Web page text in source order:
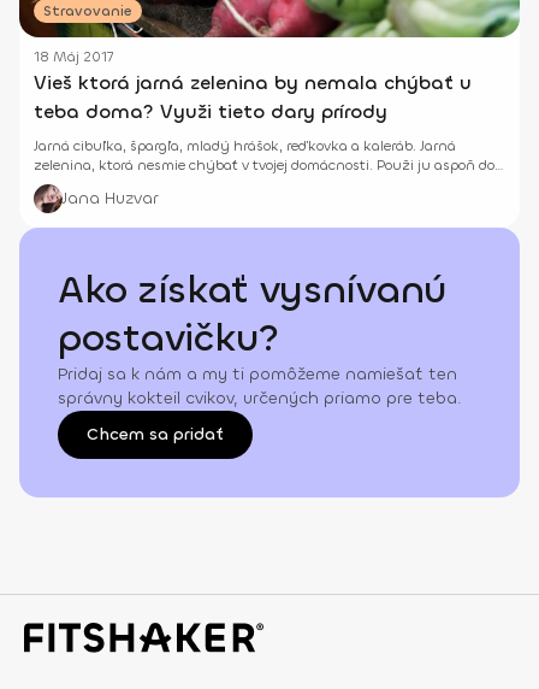
Stravovanie
18 Máj 2017
Vieš ktorá jarná zelenina by nemala chýbať u
teba doma? Využi tieto dary prírody
Jarná cibuľka, špargľa, mladý hrášok, reďkovka a kaleráb. Jarná
zelenina, ktorá nesmie chýbať v tvojej domácnosti. Použi ju aspoň do
šalátov.
Jana Huzvar
Ako získať vysnívanú
postavičku?
Pridaj sa k nám a my ti pomôžeme namiešať ten
správny kokteil cvikov, určených priamo pre teba.
Chcem sa pridať